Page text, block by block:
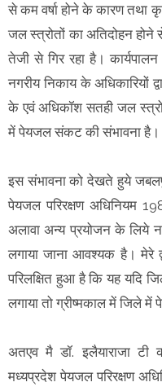
से कम वर्षा होने के कारण तथा
जल स्त्रोतों का अतिदोहन
तेजी से गिर रहा है।
नगरीय निकाय के अधिकारियों
के एवं अधिकॉश सतही जल
में पेयजल संकट की संभावना है।
इस संभावना को देखते हुये
पेयजल परिरक्षण अधिनियम
अलावा अन्य प्रयोजन के लिये
लगाया जाना आवश्यक है। मेरे
परिलक्षित हुआ है कि यह यदि
लगाया तो ग्रीष्मकाल में जिले
अतएव मै डॉ. इलैयाराजा टी
मध्यप्रदेश पेयजल परिरक्षण